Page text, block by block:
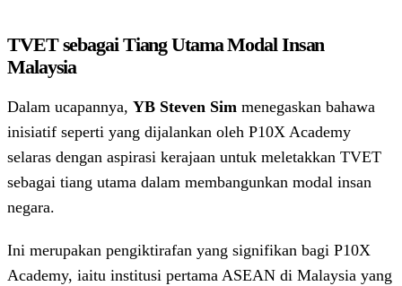
TVET sebagai Tiang Utama Modal Insan
Malaysia
Dalam ucapannya, YB Steven Sim menegaskan bahawa
inisiatif seperti yang dijalankan oleh P10X Academy
selaras dengan aspirasi kerajaan untuk meletakkan TVET
sebagai tiang utama dalam membangunkan modal insan
negara.
Ini merupakan pengiktirafan yang signifikan bagi P10X
Academy, iaitu institusi pertama ASEAN di Malaysia yang